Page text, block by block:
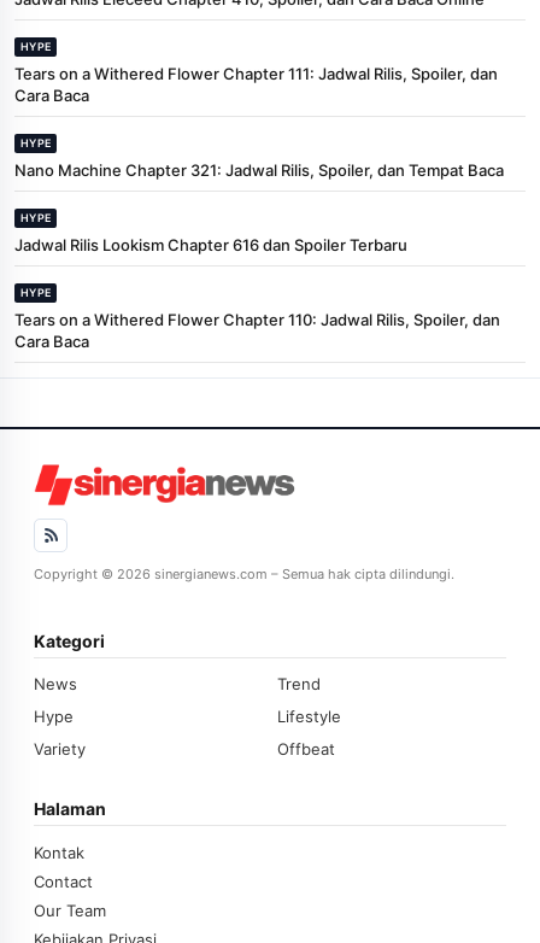
HYPE
Tears on a Withered Flower Chapter 111: Jadwal Rilis, Spoiler, dan
Cara Baca
HYPE
Nano Machine Chapter 321: Jadwal Rilis, Spoiler, dan Tempat Baca
HYPE
Jadwal Rilis Lookism Chapter 616 dan Spoiler Terbaru
HYPE
Tears on a Withered Flower Chapter 110: Jadwal Rilis, Spoiler, dan
Cara Baca
Copyright © 2026 sinergianews.com – Semua hak cipta dilindungi.
Kategori
News
Trend
Hype
Lifestyle
Variety
Offbeat
Halaman
Kontak
Contact
Our Team
Kebijakan Privasi